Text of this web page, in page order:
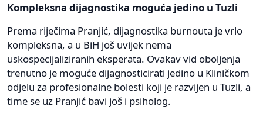
Kompleksna dijagnostika moguća jedino u Tuzli
Prema riječima Pranjić, dijagnostika burnouta je vrlo
kompleksna, a u BiH još uvijek nema
uskospecijaliziranih eksperata. Ovakav vid oboljenja
trenutno je moguće dijagnosticirati jedino u Kliničkom
odjelu za profesionalne bolesti koji je razvijen u Tuzli, a
time se uz Pranjić bavi još i psiholog.